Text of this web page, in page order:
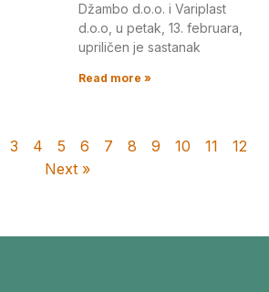
Džambo d.o.o. i Variplast
d.o.o, u petak, 13. februara,
upriličen je sastanak
Read more »
3 4 5 6 7 8 9 10 11
12
Next »